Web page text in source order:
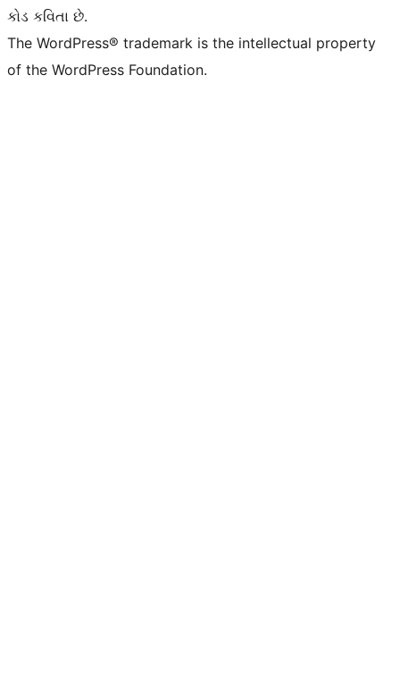
કોડ કવિતા છે.
The WordPress® trademark is the intellectual property
of the WordPress Foundation.